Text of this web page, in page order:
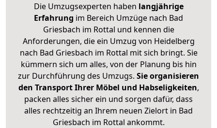
Die Umzugsexperten haben langjährige
Erfahrung im Bereich Umzüge nach Bad
Griesbach im Rottal und kennen die
Anforderungen, die ein Umzug von Heidelberg
nach Bad Griesbach im Rottal mit sich bringt. Sie
kümmern sich um alles, von der Planung bis hin
zur Durchführung des Umzugs. Sie organisieren
den Transport Ihrer Möbel und Habseligkeiten,
packen alles sicher ein und sorgen dafür, dass
alles rechtzeitig an Ihrem neuen Zielort in Bad
Griesbach im Rottal ankommt.